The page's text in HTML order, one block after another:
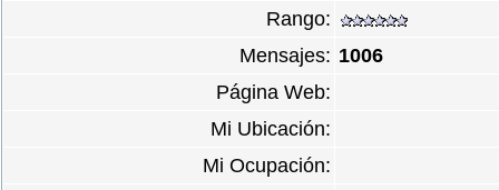
Rango:
Mensajes: 1006
Página Web:
Mi Ubicación:
Mi Ocupación: